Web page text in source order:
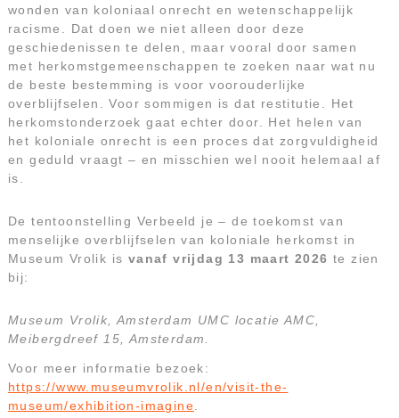
wonden van koloniaal onrecht en wetenschappelijk
racisme. Dat doen we niet alleen door deze
geschiedenissen te delen, maar vooral door samen
met herkomstgemeenschappen te zoeken naar wat nu
de beste bestemming is voor voorouderlijke
overblijfselen. Voor sommigen is dat restitutie. Het
herkomstonderzoek gaat echter door. Het helen van
het koloniale onrecht is een proces dat zorgvuldigheid
en geduld vraagt – en misschien wel nooit helemaal af
is.
De tentoonstelling Verbeeld je – de toekomst van
menselijke overblijfselen van koloniale herkomst in
Museum Vrolik is vanaf vrijdag 13 maart 2026 te zien
bij:
Museum Vrolik, Amsterdam UMC locatie AMC,
Meibergdreef 15, Amsterdam.
Voor meer informatie bezoek:
https://www.museumvrolik.nl/en/visit-the-
museum/exhibition-imagine.